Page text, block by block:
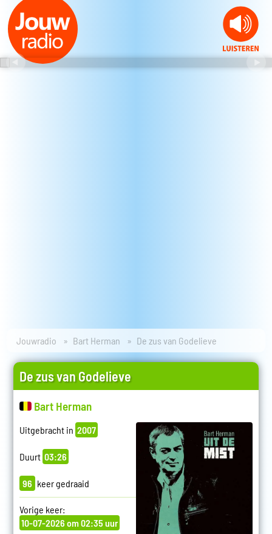
Jouwradio Bart Herman De zus van Godelieve
De zus van Godelieve
Bart Herman
Uitgebracht in 2007
Duurt 03:26
96 keer gedraaid
Vorige keer:
10-07-2026 om 02:35 uur